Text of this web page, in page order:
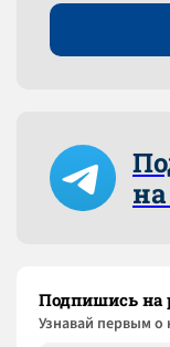
Подпишись на
Узнaвай первым о